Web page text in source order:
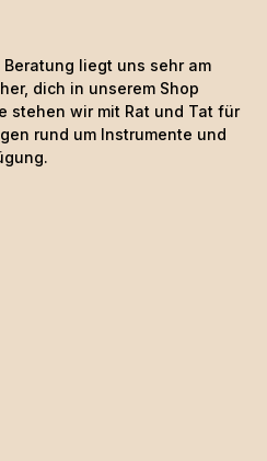
liegt uns sehr am
dich in unserem Shop
stehen wir mit Rat und Tat für
rund um Instrumente und